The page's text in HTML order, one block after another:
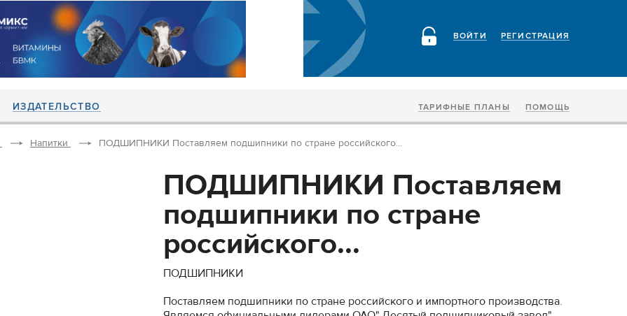
РЕГИСТРАЦИЯ
ВОЙТИ
ИЗДАТЕЛЬСТВО ТАРИФНЫЕ ПЛАНЫ ПОМОЩЬ
Напитки ПОДШИПНИКИ Поставляем подшипники по стране российского...
ПОДШИПНИКИ Поставляем
подшипники по стране
российского...
ПОДШИПНИКИ
Поставляем подшипники по стране российского и импортного производства.